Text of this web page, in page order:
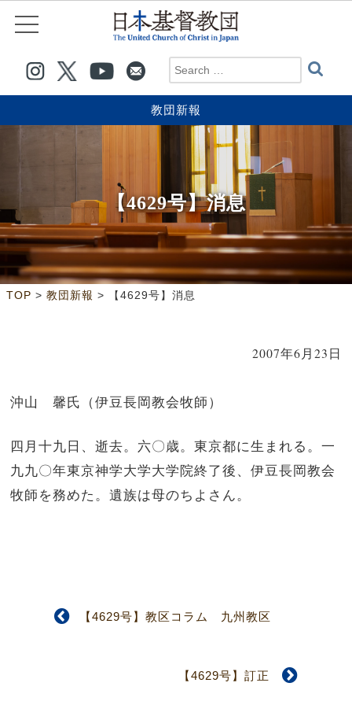
教団新報
【4629号】消息
TOP > 教団新報 > 【4629号】消息
2007年6月23日
沖山 馨氏（伊豆長岡教会牧師）
四月十九日、逝去。六〇歳。東京都に生まれる。一
九九〇年東京神学大学大学院終了後、伊豆長岡教会
牧師を務めた。遺族は母のちよさん。
【4629号】教区コラム 九州教区
【4629号】訂正